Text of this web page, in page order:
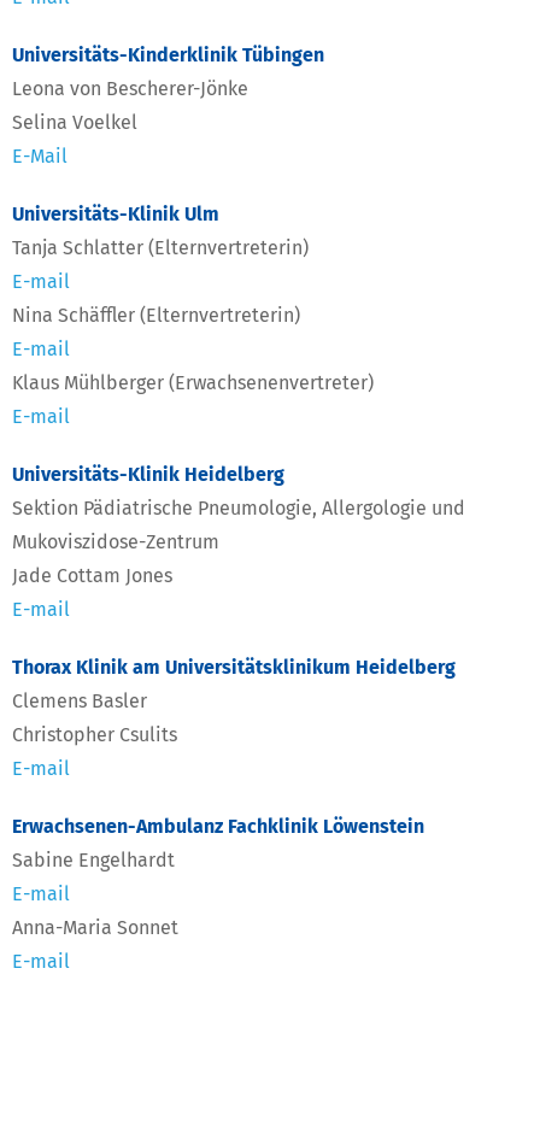
Universitäts-Kinderklinik Tübingen
Leona von Bescherer-Jönke
Selina Voelkel
E-Mail
Universitäts-Klinik Ulm
Tanja Schlatter (Elternvertreterin)
E-mail
Nina Schäffler (Elternvertreterin)
E-mail
Klaus Mühlberger (Erwachsenenvertreter)
E-mail
Universitäts-Klinik Heidelberg
Sektion Pädiatrische Pneumologie, Allergologie und
Mukoviszidose-Zentrum
Jade Cottam Jones
E-mail
Thorax Klinik am Universitätsklinikum Heidelberg
Clemens Basler
Christopher Csulits
E-mail
Erwachsenen-Ambulanz Fachklinik Löwenstein
Sabine Engelhardt
E-mail
Anna-Maria Sonnet
E-mail